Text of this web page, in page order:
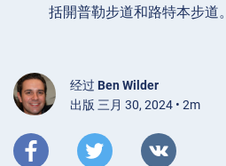
括開普勒步道和路特本步道。
经过 Ben Wilder
出版 三月 30, 2024 • 2m